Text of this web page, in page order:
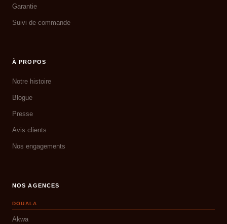
Garantie
Suivi de commande
À PROPOS
Notre histoire
Blogue
Presse
Avis clients
Nos engagements
NOS AGENCES
DOUALA
Akwa